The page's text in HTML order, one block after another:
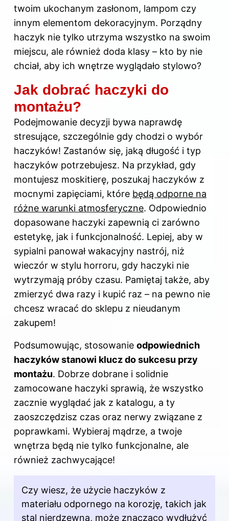
twoim ukochanym zasłonom, lampom czy
innym elementom dekoracyjnym. Porządny
haczyk nie tylko utrzyma wszystko na swoim
miejscu, ale również doda klasy – kto by nie
chciał, aby ich wnętrze wyglądało stylowo?
Jak dobrać haczyki do
montażu?
Podejmowanie decyzji bywa naprawdę
stresujące, szczególnie gdy chodzi o wybór
haczyków! Zastanów się, jaką długość i typ
haczyków potrzebujesz. Na przykład, gdy
montujesz moskitierę, poszukaj haczyków z
mocnymi zapięciami, które będą odporne na
różne warunki atmosferyczne. Odpowiednio
dopasowane haczyki zapewnią ci zarówno
estetykę, jak i funkcjonalność. Lepiej, aby w
sypialni panował wakacyjny nastrój, niż
wieczór w stylu horroru, gdy haczyki nie
wytrzymają próby czasu. Pamiętaj także, aby
zmierzyć dwa razy i kupić raz – na pewno nie
chcesz wracać do sklepu z nieudanym
zakupem!
Podsumowując, stosowanie odpowiednich
haczyków stanowi klucz do sukcesu przy
montażu. Dobrze dobrane i solidnie
zamocowane haczyki sprawią, że wszystko
zacznie wyglądać jak z katalogu, a ty
zaoszczędzisz czas oraz nerwy związane z
poprawkami. Wybieraj mądrze, a twoje
wnętrza będą nie tylko funkcjonalne, ale
również zachwycające!
Czy wiesz, że użycie haczyków z
materiału odpornego na korozję, takich jak
stal nierdzewna, może znacząco wydłużyć